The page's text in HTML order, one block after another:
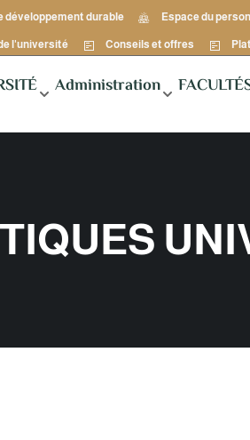
développement durable Espace du
l'université Conseils et offres
Administration